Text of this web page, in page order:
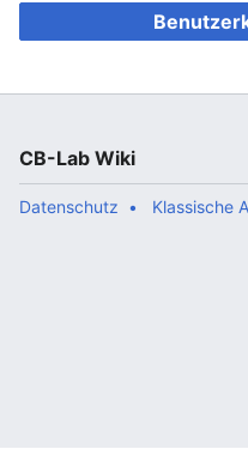
CB-Lab Wiki
Datenschutz Klassische